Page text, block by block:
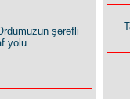
şərəfli
yolu